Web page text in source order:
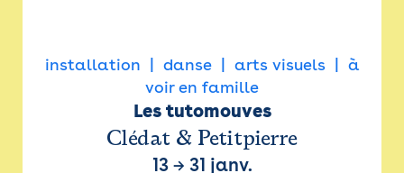
installation danse arts visuels
à
voir en famille
Les tutomouves
Clédat & Petitpierre
13→ 31 janv.